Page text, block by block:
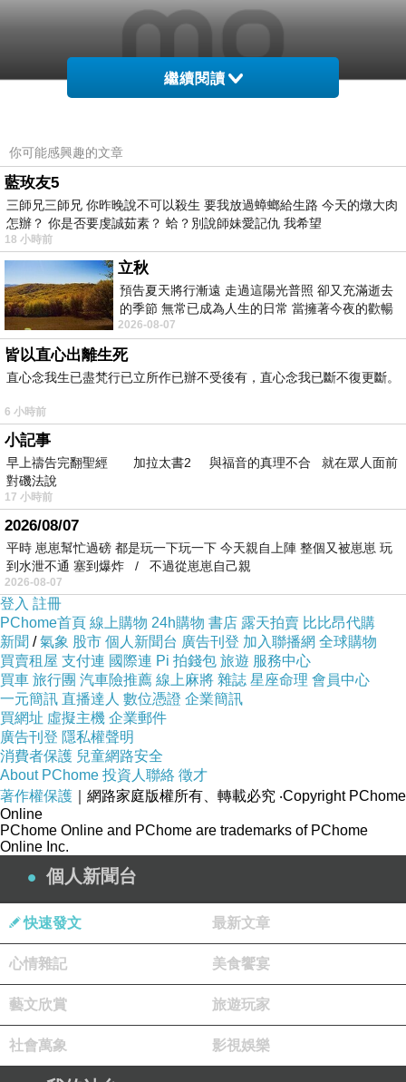
▲目前評價很好的 【KANEBO 佳麗寶】ALLIE EX UV高效防曬凝乳 SPF50+-
PA++++礦物柔膚型(90g)
最後跟大家提醒的是【KANEBO 佳麗寶】ALLIE
EX UV高效防曬凝乳 SPF50+-PA++++礦物柔膚
型(90g)最近真的很熱門
看到有划算的話就快買下去
有可能馬上就缺貨了！！
優惠折扣的部份寫在這邊！
而簡單的商品介紹可以看看下面
↓↓↓優惠購買方式詳情↓↓↓
暢銷排行>快速到貨網拍
【 【KANEBO 佳麗寶】ALLIE EX UV高效防
曬凝乳 SPF50+-PA++++礦物柔膚型(90g) 】
評價
品號：4121691
原廠公司貨
繼續閱讀
你可能感興趣的文章
藍玫友5
三師兄三師兄 你昨晚說不可以殺生 要我放過蟑螂給生路 今天的燉大肉
怎辦？ 你是否要虔誠茹素？ 蛤？別說師妹愛記仇 我希望
18 小時前
立秋
預告夏天將行漸遠 走過這陽光普照 卻又充滿逝去
的季節 無常已成為人生的日常 當擁著今夜的歡暢
舒心 轉眼驟成昨日 而明晨 太陽
2026-08-07
皆以直心出離生死
直心念我生已盡梵行已立所作已辦不受後有，直心念我已斷不復更斷。
6 小時前
小記事
早上禱告完翻聖經 加拉太書2 與福音的真理不合 就在眾人面前
對磯法說
17 小時前
2026/08/07
平時 崽崽幫忙過磅 都是玩一下玩一下 今天親自上陣 整個又被崽崽 玩
到水泄不通 塞到爆炸 / 不過從崽崽自己親
2026-08-07
登入 註冊
PChome首頁 線上購物 24h購物 書店 露天拍賣 比比昂代購
新聞 /氣象 股市 個人新聞台 廣告刊登 加入聯播網 全球購物
買賣租屋 支付連 國際連 Pi 拍錢包 旅遊 服務中心
買車 旅行團 汽車險推薦 線上麻將 雜誌 星座命理 會員中心
一元簡訊 直播達人 數位憑證 企業簡訊
買網址 虛擬主機 企業郵件
廣告刊登 隱私權聲明
消費者保護 兒童網路安全
About PChome 投資人聯絡 徵才
著作權保護 ｜網路家庭版權所有、轉載必究 ‧Copyright PChome
Online
PChome Online and PChome are trademarks of PChome
Online Inc.
個人新聞台
快速發文 最新文章
心情雜記 美食饗宴
藝文欣賞 旅遊玩家
社會萬象 影視娛樂